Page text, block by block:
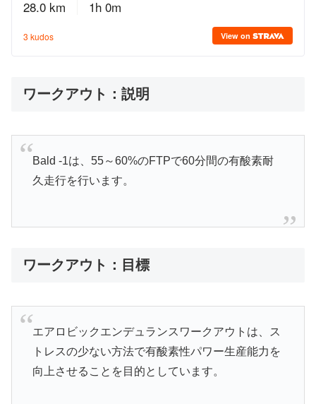
ワークアウト：説明
Bald -1は、55～60%のFTPで60分間の有酸素耐
久走行を行います。
ワークアウト：目標
エアロビックエンデュランスワークアウトは、ス
トレスの少ない方法で有酸素性パワー生産能力を
向上させることを目的としています。